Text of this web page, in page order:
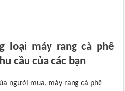
loại máy rang cà phê
cầu của các bạn
người mua, máy rang cà phê